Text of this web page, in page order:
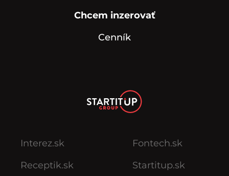
Chcem inzerovať
Cenník
Interez.sk
Receptik.sk
Fontech.sk
Startitup.sk